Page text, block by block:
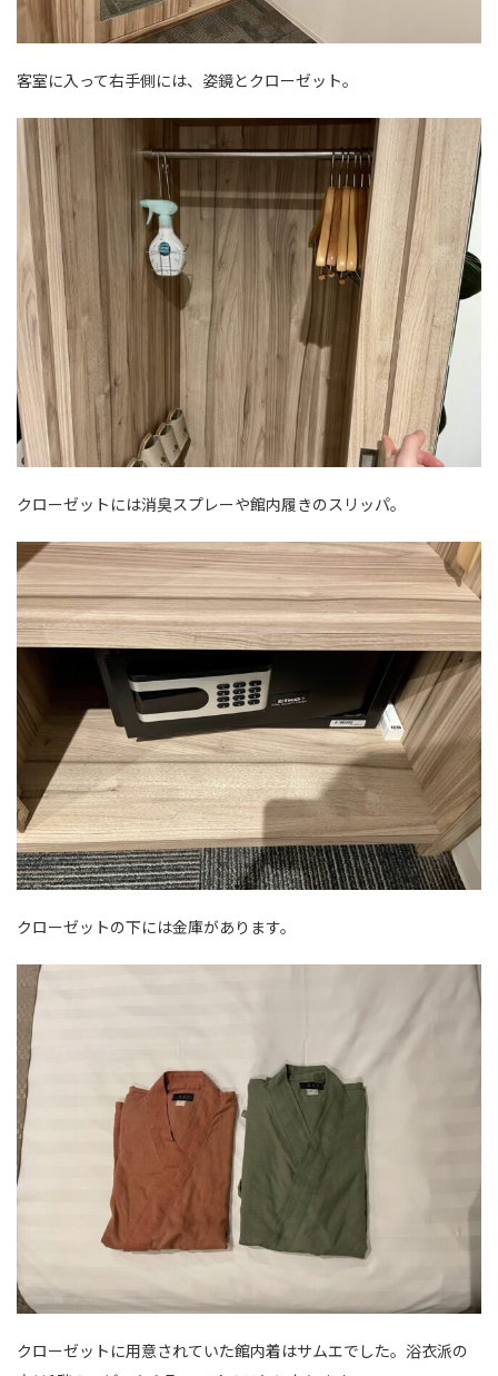
客室に入って右手側には、姿鏡とクローゼット。
クローゼットには消臭スプレーや館内履きのスリッパ。
クローゼットの下には金庫があります。
クローゼットに用意されていた館内着はサムエでした。浴衣派の